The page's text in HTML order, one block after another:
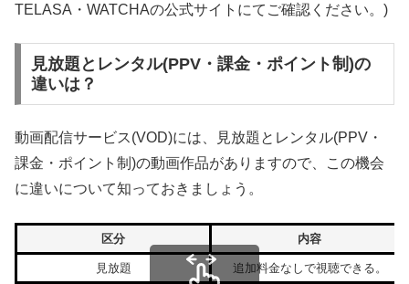
TELASA・WATCHAの公式サイトにてご確認ください。)
見放題とレンタル(PPV・課金・ポイント制)の
違いは？
動画配信サービス(VOD)には、見放題とレンタル(PPV・
課金・ポイント制)の動画作品がありますので、この機会
に違いについて知っておきましょう。
区分 内容
見放題 追加料金なしで視聴できる。